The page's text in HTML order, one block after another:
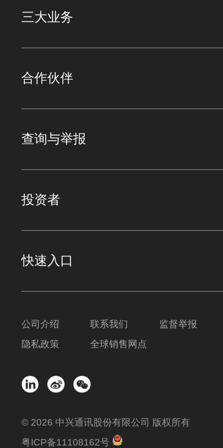
三大业务
合作伙伴
查询与举报
投资者
快速入口
公司介绍 联系我们
监督举报
隐私政策
全球销售网点
© 2026 中兴通讯股份有限公司 版权所有
粤ICP备11108162号